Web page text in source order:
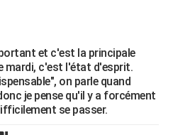
et c'est la principale
mardi, c'est l'état d'esprit.
on parle quand
je pense qu'il y a forcément
se passer.